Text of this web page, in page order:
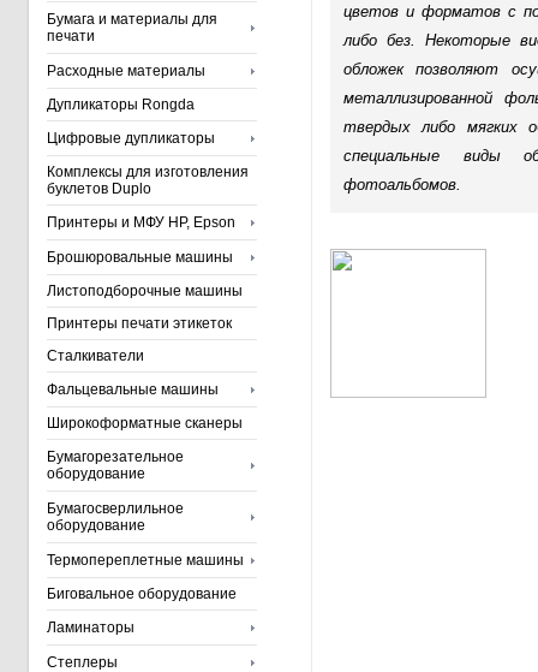
Бумага и материалы для
печати
Расходные материалы
Дупликаторы Rongda
Цифровые дупликаторы
Комплексы для изготовления
буклетов Duplo
Принтеры и МФУ HP, Epson
Брошюровальные машины
Листоподборочные машины
Принтеры печати этикеток
Сталкиватели
Фальцевальные машины
Широкоформатные сканеры
Бумагорезательное
оборудование
Бумагосверлильное
оборудование
Термопереплетные машины
Биговальное оборудование
Ламинаторы
Степлеры
цветов и форматов с
либо без. Некоторые
обложек позволяют
металлизированной
твердых либо мягких
специальные виды
фотоальбомов.